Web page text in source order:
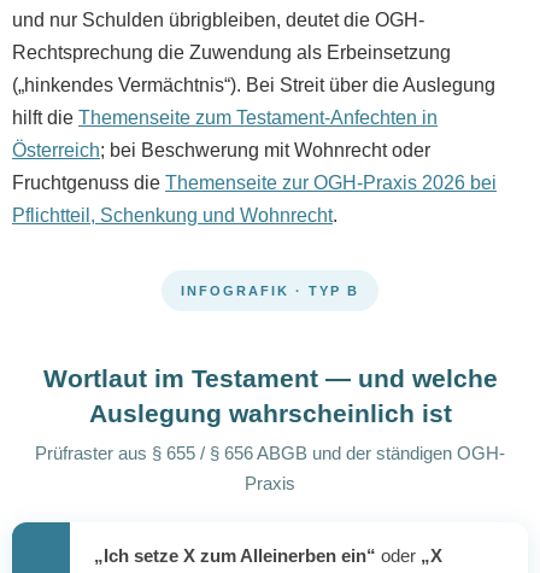
und nur Schulden übrigbleiben, deutet die OGH-
Rechtsprechung die Zuwendung als Erbeinsetzung
(„hinkendes Vermächtnis“). Bei Streit über die Auslegung
hilft die Themenseite zum Testament-Anfechten in
Österreich; bei Beschwerung mit Wohnrecht oder
Fruchtgenuss die Themenseite zur OGH-Praxis 2026 bei
Pflichtteil, Schenkung und Wohnrecht.
INFOGRAFIK · TYP B
Wortlaut im Testament — und welche
Auslegung wahrscheinlich ist
Prüfraster aus § 655 / § 656 ABGB und der ständigen OGH-
Praxis
„Ich setze X zum Alleinerben ein“ oder „X